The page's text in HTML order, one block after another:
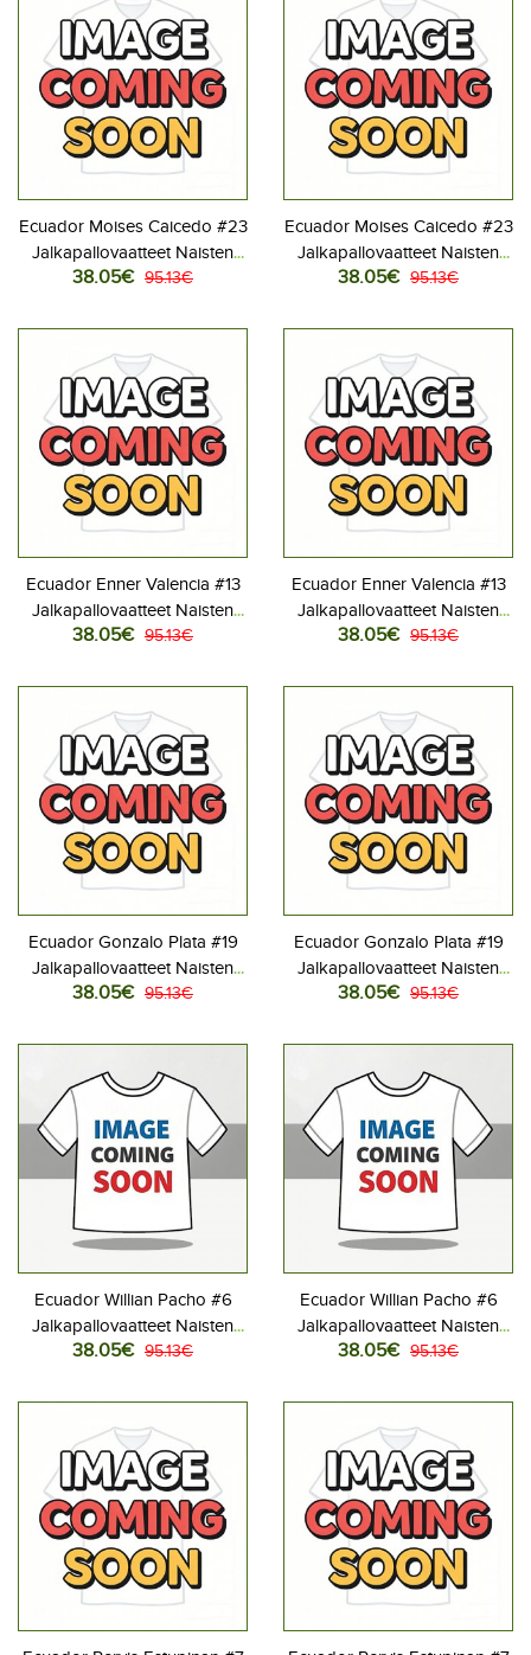
Ecuador Moises Caicedo #23
Jalkapallovaatteet Naisten
Kotipaita MM-kisat 2026
38.05€ 95.13€
Ecuador Moises Caicedo #23
Jalkapallovaatteet Naisten
Vieraspaita MM-kisat 2026
38.05€ 95.13€
Ecuador Enner Valencia #13
Jalkapallovaatteet Naisten
Kotipaita MM-kisat 2026
38.05€ 95.13€
Ecuador Enner Valencia #13
Jalkapallovaatteet Naisten
Vieraspaita MM-kisat 2026
38.05€ 95.13€
Ecuador Gonzalo Plata #19
Jalkapallovaatteet Naisten
Kotipaita MM-kisat 2026
38.05€ 95.13€
Ecuador Gonzalo Plata #19
Jalkapallovaatteet Naisten
Vieraspaita MM-kisat 2026
38.05€ 95.13€
Ecuador Willian Pacho #6
Jalkapallovaatteet Naisten
Kotipaita MM-kisat 2026
38.05€ 95.13€
Ecuador Willian Pacho #6
Jalkapallovaatteet Naisten
Vieraspaita MM-kisat 2026
38.05€ 95.13€